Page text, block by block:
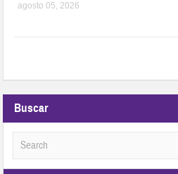
agosto 05, 2026
Buscar